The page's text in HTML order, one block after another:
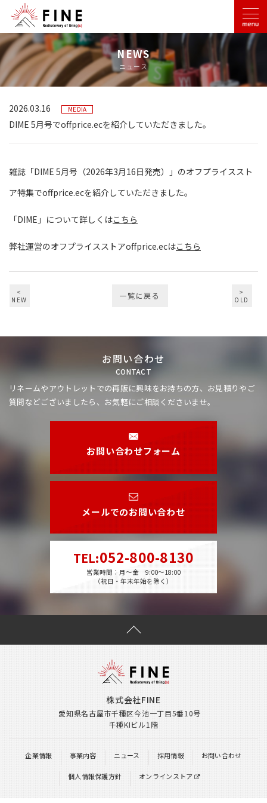
NEWS
ニュース
2026.03.16 MEDIA
DIME 5月号でoffprice.ecを紹介していただきました。
雑誌「DIME 5月号（2026年3月16日発売）」のオフプライススト
ア特集でoffprice.ecを紹介していただきました。
「DIME」について詳しくはこちら
弊社運営のオフプライスストアoffprice.ecはこちら
<
NEW
一覧に戻る
>
OLD
お問い合わせ
CONTACT
リネームやアウトレットでの再販に興味をお持ちの方、 お見積りやご
質問などございましたら、お気軽にご相談くださいませ。
お問い合わせフォーム
メールでのお問い合わせ
TEL:052-800-8130
営業時間：月～金 9:00～18:00
（祝日・年末年始を除く）
株式会社FINE
愛知県名古屋市千種区今池一丁目5番10号
千種KIビル1階
企業情報 事業内容 ニュース 採用情報 お問い合わせ
個人情報保護方針 オンラインストア